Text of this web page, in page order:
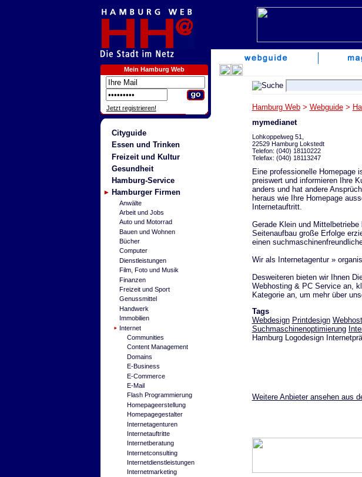
Mein Hamburg Web
Jetzt registrieren!
Cityguide
Essen und Trinken
Freizeit und Kultur
Gesundheit
Hamburg-Service
Hamburger Firmen
Anwälte
Arbeit und Jobs
Auto und Motorrad
Bauen und Wohnen
Bücher
Computer
Dienstleistungen
Film, Foto und Musik
Finanzen
Freizeit und Sport
Genussmittel
Handwerk
Immobilien
Internet
Communities
Content Management
Domains
E-Business
E-Commerce
E-Mail
Flash Programmierung
Homepageerstellung
Homepagegestalter
Internetagenturen
Internetauftritte
Internetberatung
Internetconsulting
Internetdienstleistungen
Internetmarketing
Hamburg Web> Webguide>
mymedianet
Lohkoppelweg 51,
22529 Hamburg Lokstedt
Telefon: (040) 18110222
Telefax: (040) 18113247
Eine professionelle Homepage
preiswert und informieren Ihre
anders und hat andere
heraus wie Ihre Homepage
Internetauftritt.
Gerade Klein und
Seitenaufbau große Erfolge
einen
Wir als Internetagentur »
Desweiteren bieten wir Ihnen
Webhosting & PC Service an,
Kategorie an, um mehr über
Tags
Webdesign Printdesign
Suchmaschinenoptimierung
Hamburg Logodesign
Weitere Anbieter ansehen aus